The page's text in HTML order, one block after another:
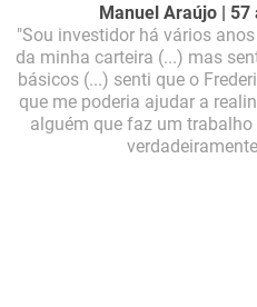
Manuel Araújo | 57
"Sou investidor há vários
da minha carteira (...) mas
básicos (...) senti que o
que me poderia ajudar a
alguém que faz um